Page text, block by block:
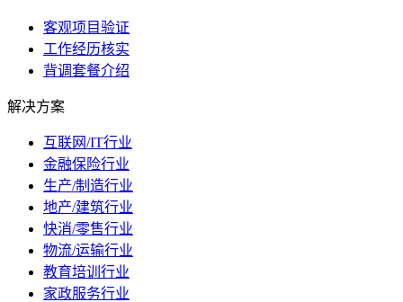
客观项目验证
工作经历核实
背调套餐介绍
解决方案
互联网/IT行业
金融保险行业
生产/制造行业
地产/建筑行业
快消/零售行业
物流/运输行业
教育培训行业
家政服务行业